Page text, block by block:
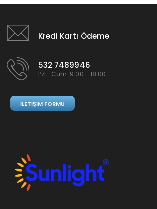
Kredi Kartı Ödeme
532 7489946
Pzt- Cum: 9:00 - 18:00
İLETIŞIM FORMU